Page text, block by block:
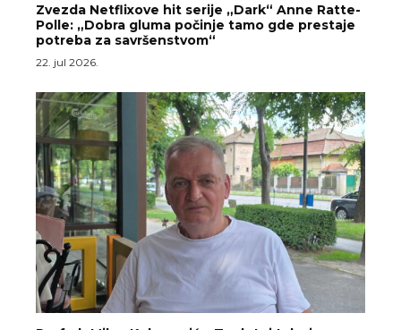
Zvezda Netflixove hit serije „Dark“ Anne Ratte-
Polle: „Dobra gluma počinje tamo gde prestaje
potreba za savršenstvom“
22. jul 2026.